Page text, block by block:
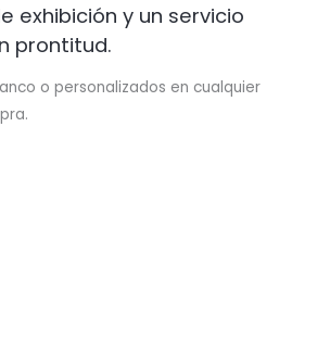
exhibición y un servicio
prontitud.
o personalizados en cualquier